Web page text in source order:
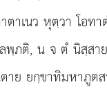
าเนว หุตฺวา โอท
ภติ, น จ ตํ นิสฺสา
ย ยกฺขาทิมหาภูต